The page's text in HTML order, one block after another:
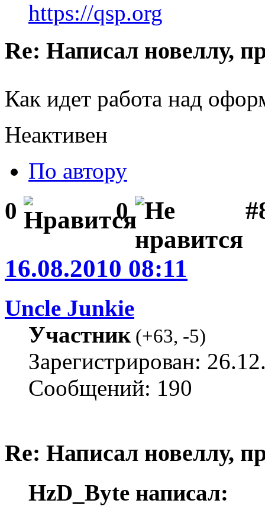
https://qsp.org
Re: Написал новеллу,
Как идет работа над
Неактивен
По автору
0 0
16.08.2010 08:11
Uncle Junkie
Участник(+63, -5)
Зарегистрирован:
Сообщений: 190
Re: Написал новеллу,
HzD_Byte написал: